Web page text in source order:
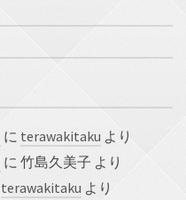
に terawakitaku より
に 竹島久美子 より
terawakitaku より